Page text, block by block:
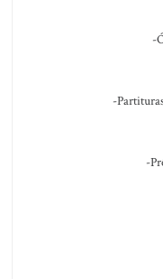
-
-
-